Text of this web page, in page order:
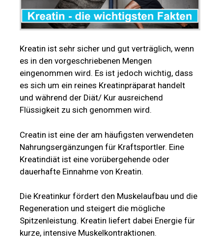
Kreatin ist sehr sicher und gut verträglich, wenn
es in den vorgeschriebenen Mengen
eingenommen wird. Es ist jedoch wichtig, dass
es sich um ein reines Kreatinpräparat handelt
und während der Diät/ Kur ausreichend
Flüssigkeit zu sich genommen wird.
Creatin ist eine der am häufigsten verwendeten
Nahrungsergänzungen für Kraftsportler. Eine
Kreatindiät ist eine vorübergehende oder
dauerhafte Einnahme von Kreatin.
Die Kreatinkur fördert den Muskelaufbau und die
Regeneration und steigert die mögliche
Spitzenleistung. Kreatin liefert dabei Energie für
kurze, intensive Muskelkontraktionen.